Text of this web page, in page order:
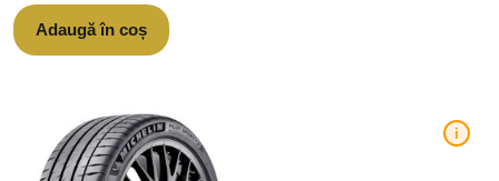
Adaugă în coș
i